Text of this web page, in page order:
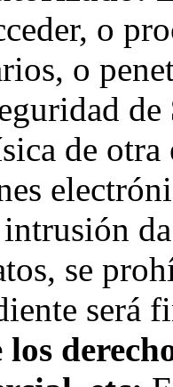
o
o
de
de otra
se
será